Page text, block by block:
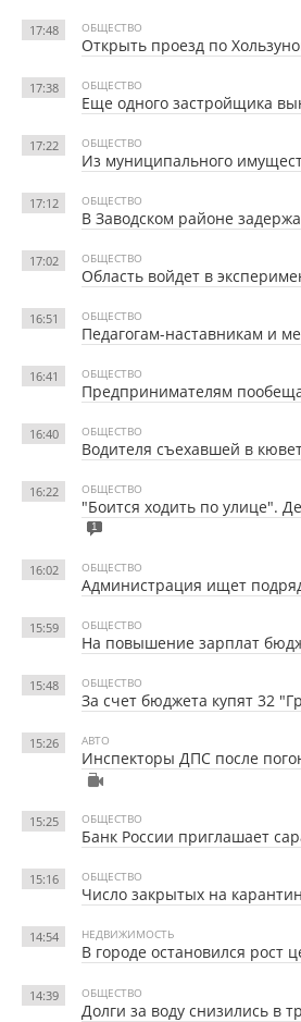
17:48 ОБЩЕСТВО
Открыть проезд по
17:38 ОБЩЕСТВО
Еще одного застройщика
17:22 ОБЩЕСТВО
Из муниципального
17:12 ОБЩЕСТВО
В Заводском районе
17:02 ОБЩЕСТВО
Область войдет в
16:51 ОБЩЕСТВО
Педагогам-наставникам и
16:41 ОБЩЕСТВО
Предпринимателям
16:40 ОБЩЕСТВО
Водителя съехавшей в
16:22 ОБЩЕСТВО
"Боится ходить по улице".
1
16:02 ОБЩЕСТВО
Администрация ищет
15:59 ОБЩЕСТВО
На повышение зарплат
15:48 ОБЩЕСТВО
За счет бюджета купят 32
15:26 АВТО
Инспекторы ДПС после
15:25 ОБЩЕСТВО
Банк России приглашает
15:16 ОБЩЕСТВО
Число закрытых на
14:54 НЕДВИЖИМОСТЬ
В городе остановился рост
14:39 ОБЩЕСТВО
Долги за воду снизились в